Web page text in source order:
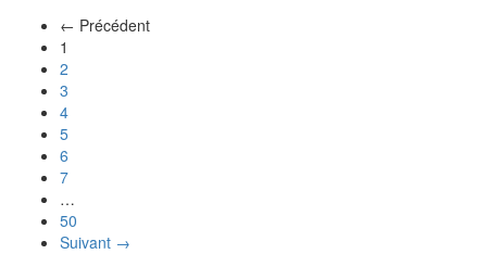
← Précédent
1
2
3
4
5
6
7
…
50
Suivant →